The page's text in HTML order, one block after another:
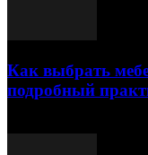
Как выбрать
подробный